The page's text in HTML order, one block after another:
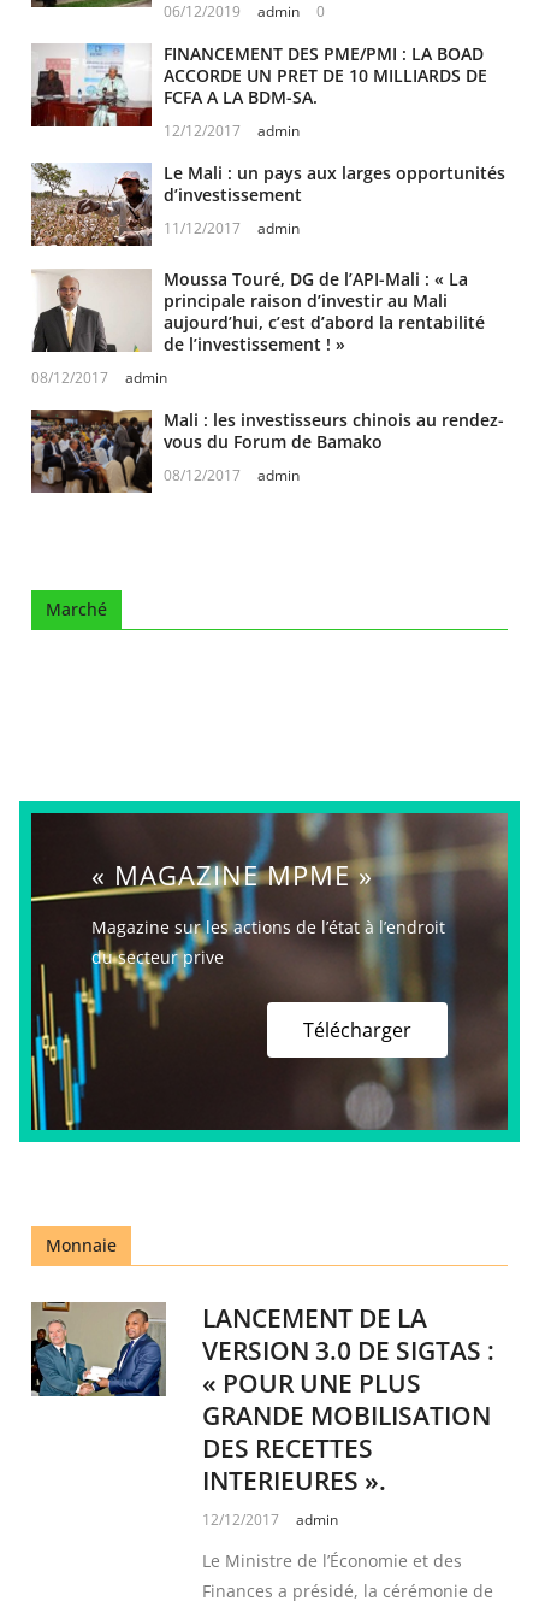
06/12/2019 admin 0
FINANCEMENT DES PME/PMI : LA BOAD
ACCORDE UN PRET DE 10 MILLIARDS DE
FCFA A LA BDM-SA.
12/12/2017 admin
Le Mali : un pays aux larges opportunités
d’investissement
11/12/2017 admin
Moussa Touré, DG de l’API-Mali : « La
principale raison d’investir au Mali
aujourd’hui, c’est d’abord la rentabilité
de l’investissement ! »
08/12/2017 admin
Mali : les investisseurs chinois au rendez-
vous du Forum de Bamako
08/12/2017 admin
Marché
« MAGAZINE MPME »
Magazine sur les actions de l’état à l’endroit
du secteur prive
Télécharger
Monnaie
LANCEMENT DE LA
VERSION 3.0 DE SIGTAS :
« POUR UNE PLUS
GRANDE MOBILISATION
DES RECETTES
INTERIEURES ».
12/12/2017 admin
Le Ministre de l’Économie et des
Finances a présidé, la cérémonie de